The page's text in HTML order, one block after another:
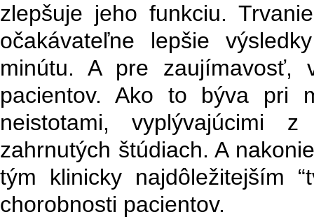
zlepšuje jeho funkciu.
očakávateľne lepšie
minútu. A pre
pacientov. Ako to býva pri
neistotami, vyplývajúcimi
zahrnutých štúdiach. A
tým klinicky najdôležitejším
chorobnosti pacientov.